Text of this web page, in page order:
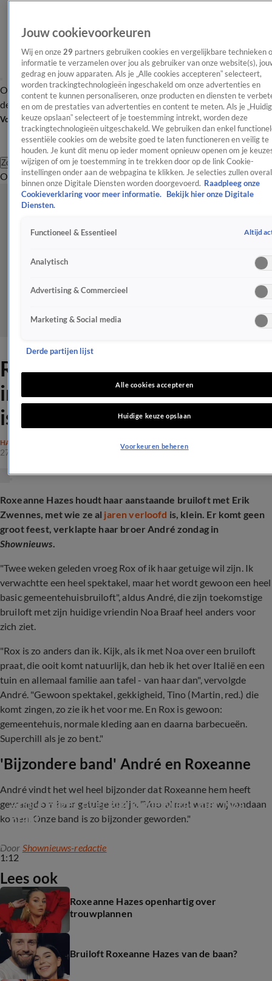
OverzichtAfleveringen Entertainment TV Algemeen
Tip
de redactieNieuwsbrief
Volg Shownieuws
Zoeken
OverzichtEntertainmentSpraakmakendRealityCrimeVideo's
Roxeanne Hazes gaat voor
intieme bruiloft, broer André
is getuige
HAZES
27 apr 2026, 08:45
Roxeanne Hazes houdt haar aanstaande bruiloft met Erik
Zwennes, met wie ze al jaren verloofd is, klein. Er komt geen
groot feest, verklapte haar broer André zondag in
Shownieuws.
"Twee weken geleden vroeg Rox of ik haar getuige wil zijn. Ik
verwachtte een heel spektakel, maar het wordt gewoon een heel
basic gemeentehuisbruiloft", aldus André, die zijn toekomstige
bruiloft met zijn huidige vriendin Noa Braaf heel anders voor
zich ziet.
"Rox is zo anders dan ik. Kijk, als ik met Noa over een bruiloft
praat, die ooit komt natuurlijk, dan heb ik het over Italië en een
tuin en allemaal familie aan tafel - van haar dan", vervolgde
André. "Gewoon spektakel, gekkigheid, Tino (Martin, red.) die
komt zingen, zo zie ik het voor me. En Rox is gewoon:
gemeentehuis, normale kleding aan en daarna barbecueën.
Superchill als je zo bent."
'Bijzondere band' André en Roxeanne
André vindt het wel heel bijzonder dat Roxeanne hem heeft
gevraagd om haar getuige te zijn. "Vooral met waar wij vandaan
komen. Onze band is zo bijzonder geworden."
1:12
André Hazes over zijn kinderwens met Noa
Braaf
Door Shownieuws-redactie
Lees ook
Roxeanne Hazes openhartig over
trouwplannen
Bruiloft Roxeanne Hazes van de baan?
Jouw cookievoorkeuren
Wij en onze 29 partners gebruiken cookies en vergelijkbare technieken
informatie te verzamelen over jou als gebruiker van onze website(s),
gedrag en jouw apparaten. Als je „Alle cookies accepteren” selecteert,
worden trackingtechnologieën ingeschakeld om onze advertenties en
content te kunnen personaliseren, onze producten en diensten te
en om de prestaties van advertenties en content te meten. Als je
keuze opslaan” selecteert of je toestemming intrekt, worden deze
trackingtechnologieën uitgeschakeld. We gebruiken dan enkel
essentiële cookies om de website goed te laten functioneren en veilig te
houden. Je kunt dit menu op ieder moment opnieuw openen om je
wijzigen of om je toestemming in te trekken door op de link Cookie-
instellingen onder aan de webpagina te klikken. Je selecties zullen overal
binnen onze Digitale Diensten worden doorgevoerd. Raadpleeg onze
Cookieverklaring voor meer informatie.
Bekijk hier onze Digitale
Diensten.
Functioneel & Essentieel Altijd
Analytisch
Advertising & Commercieel
Marketing & Social media
Derde partijen lijst
Alle cookies accepteren
Huidige keuze opslaan
Voorkeuren beheren